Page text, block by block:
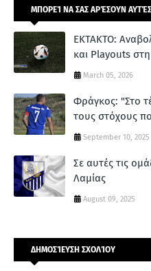
ΜΠΟΡΕΊ ΝΑ ΣΑΣ ΑΡΈΣΟΥΝ
ΕΚΤΑΚΤΟ:
και Playouts στη
March 05, 2026
Φράγκος: "Στο
τους στόχους
September 10, 2025
Σε αυτές τις
Λαμίας
August 09, 2025
ΔΗΜΟΣΊΕΥΣΗ ΣΧΟΛΊΟΥ